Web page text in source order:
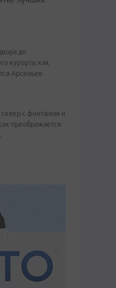
до
курорта: как
Арсеньев
с фонтаном и
преображается